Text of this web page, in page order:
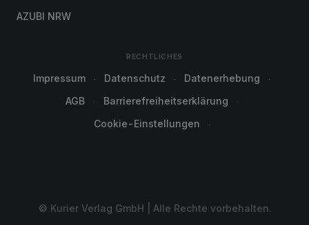
AZUBI NRW
RECHTLICHES
Impressum Datenschutz
Datenerhebung
AGB
Barrierefreiheitserklärung
Cookie-Einstellungen
© Kurier Verlag GmbH | Alle Rechte vorbehalten.